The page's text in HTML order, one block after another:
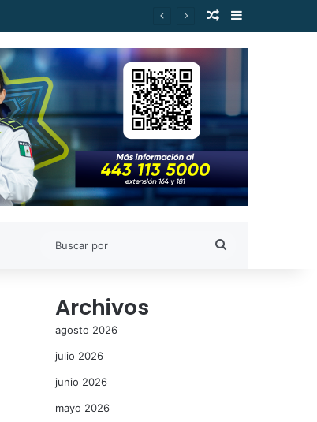
Publicación al
Barra lateral
Archivos
agosto 2026
julio 2026
junio 2026
mayo 2026